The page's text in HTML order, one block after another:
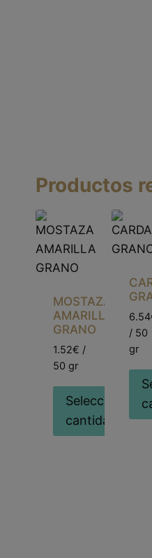
Productos
MOSTAZA
AMARILLA
GRANO
1.52€ /
50 gr
Seleccionar
cantidad
/ 50
gr